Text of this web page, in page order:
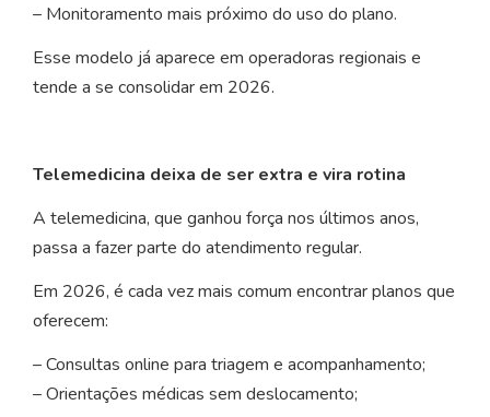
– Monitoramento mais próximo do uso do plano.
Esse modelo já aparece em operadoras regionais e
tende a se consolidar em 2026.
Telemedicina deixa de ser extra e vira rotina
A telemedicina, que ganhou força nos últimos anos,
passa a fazer parte do atendimento regular.
Em 2026, é cada vez mais comum encontrar planos que
oferecem:
– Consultas online para triagem e acompanhamento;
– Orientações médicas sem deslocamento;